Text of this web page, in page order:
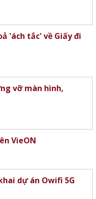
'ách tắc' về Giấy đi
vỡ màn hình,
VieON
dự án Owifi 5G